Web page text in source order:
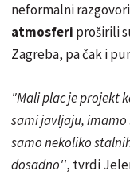
neformalni
atmosferi proširili
Zagreba, pa čak i
"Mali plac je projekt
sami javljaju, imamo
samo nekoliko
dosadno'', tvrdi